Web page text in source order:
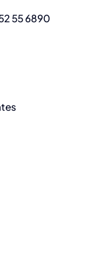
55 6890